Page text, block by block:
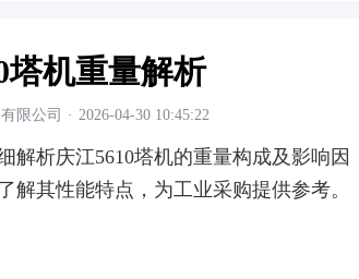
塔机重量解析
限公司 · 2026-04-30 10:45:22
解析庆江5610塔机的重量构成及影响因
解其性能特点，为工业采购提供参考。